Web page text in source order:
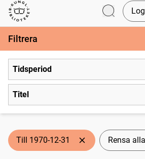
Svenska tidningar
Filtrera
Tidsperiod
Titel
Till 1970-12-31 Rensa